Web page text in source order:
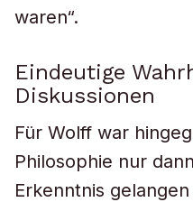
waren“.
Eindeutige
Diskussionen
Für Wolff war
Philosophie nur
Erkenntnis